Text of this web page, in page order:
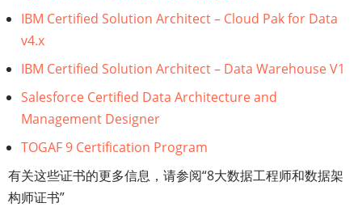
IBM Certified Solution Architect – Cloud Pak for Data
v4.x
IBM Certified Solution Architect – Data Warehouse V1
Salesforce Certified Data Architecture and
Management Designer
TOGAF 9 Certification Program
有关这些证书的更多信息，请参阅“8大数据工程师和数据架
构师证书”